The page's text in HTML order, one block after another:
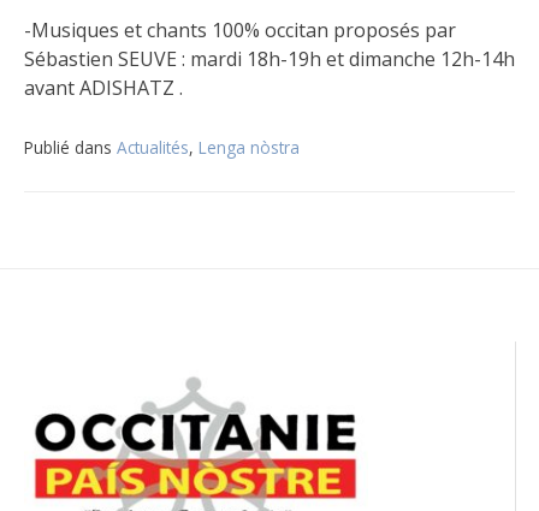
-Musiques et chants 100% occitan proposés par
Sébastien SEUVE : mardi 18h-19h et dimanche 12h-14h
avant ADISHATZ .
Publié dans Actualités, Lenga nòstra